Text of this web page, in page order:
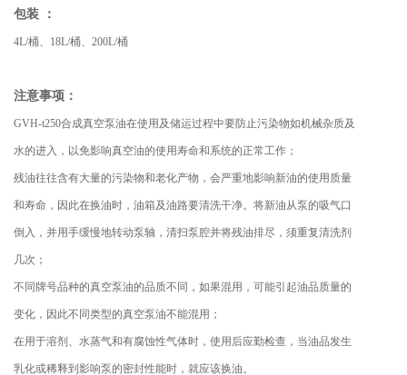
包装 ：
4L/桶、18L/桶、200L/桶
注意事项：
GVH-t250合成真空泵油在使用及储运过程中要防止污染物如机械杂质及
水的进入，以免影响真空油的使用寿命和系统的正常工作；
残油往往含有大量的污染物和老化产物，会严重地影响新油的使用质量
和寿命，因此在换油时，油箱及油路要清洗干净。将新油从泵的吸气口
倒入，并用手缓慢地转动泵轴，清扫泵腔并将残油排尽，须重复清洗剂
几次；
不同牌号品种的真空泵油的品质不同，如果混用，可能引起油品质量的
变化，因此不同类型的真空泵油不能混用；
在用于溶剂、水蒸气和有腐蚀性气体时，使用后应勤检查，当油品发生
乳化或稀释到影响泵的密封性能时，就应该换油。